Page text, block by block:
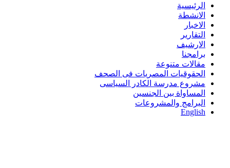
الرئيسية
الانشطة
الاخبار
التقارير
الارشيف
برامجنا
مقالات متنوعة
الحقوقيات المصريات فى الصحف
مشروع مدرسة الكادر السياسى
المساواة بين الجنسين
البرامج والمشروعات
English